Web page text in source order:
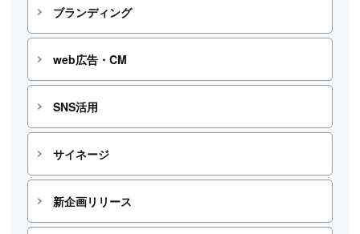
ブランディング
web広告・CM
SNS活用
サイネージ
新企画リリース